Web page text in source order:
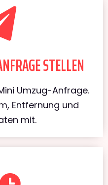
STELLEN
Umzug-Anfrage.
Entfernung und
mit.